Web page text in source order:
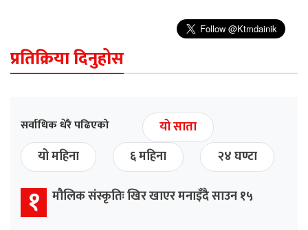
प्रतिक्रिया दिनुहोस
सर्वाधिक धेरै पढिएको
यो साता
यो महिना
६ महिना २४ घण्टा
१ मौलिक संस्कृतिः खिर खाएर मनाइँदै साउन १५